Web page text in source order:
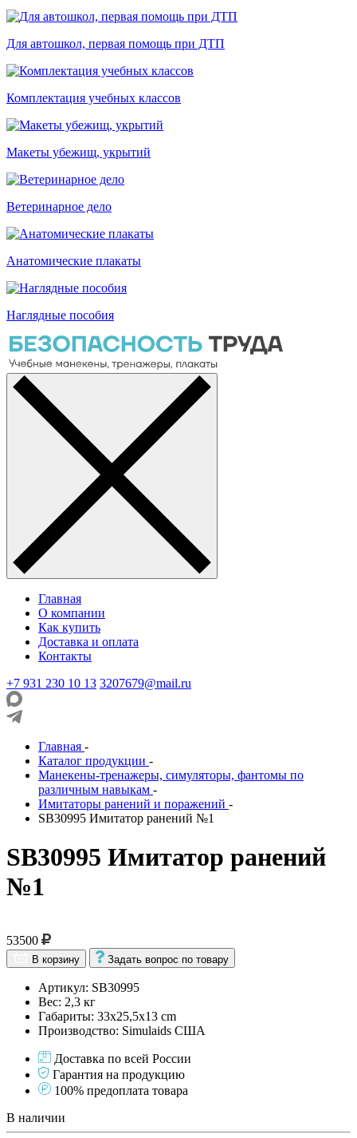
Для автошкол, первая помощь при ДТП
Комплектация учебных классов
Макеты убежищ, укрытий
Ветеринарное дело
Анатомические плакаты
Наглядные пособия
Главная
О компании
Как купить
Доставка и оплата
Контакты
+7 931 230 10 13 3207679@mail.ru
Главная -
Каталог продукции -
Манекены-тренажеры, симуляторы, фантомы по
различным навыкам -
Имитаторы ранений и поражений -
SB30995 Имитатор ранений №1
SB30995 Имитатор ранений
№1
53500
В корзину Задать вопрос по товару
Артикул: SB30995
Вес: 2,3 кг
Габариты: 33x25,5x13 cm
Производство: Simulaids США
Доставка по всей России
Гарантия на продукцию
100% предоплата товара
В наличии